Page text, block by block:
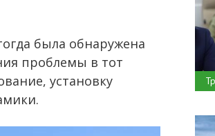
была обнаружена
проблемы в тот
установку